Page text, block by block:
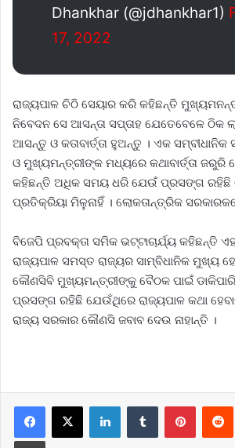
Dhankhar (@jdhankhar1)
17, 2022
ରାଜ୍ୟପାଳ ଚିଠି ସେୟାର କରି କହିଛନ୍ତି
ନିବେଦନ ସେ ଆସନ୍ତା ସପ୍ତାହ ଯେତେବେଳେ ଠିକ
ଆସନ୍ତୁ ଓ କତାବାର୍ତ୍ତା ହୁଅନ୍ତୁ । ଏକ ସମ୍ବୀଧାନିକ
ଓ ମୁଖ୍ୟମନ୍ତ୍ରୀଙ୍କ ମଧ୍ୟରେ କଥାବାର୍ତ୍ତା ଜରୁରି
କହିଛନ୍ତି ଅଧିକ ସମୟ ଧରି ଯେଉଁ ପ୍ରସଙ୍ଗ ରହିଛି
ପ୍ରତିକ୍ରିୟା ମିଳୁନାହିଁ । ଲୋକତାନ୍ତ୍ରିକ
ବିଜେପି ପ୍ରବକ୍ତା ସମିକ ଭଟ୍ଟାଚାର୍ଯ୍ୟ କହିଛନ୍ତି
ରାଜ୍ୟପାଳ ସମସ୍ତ ରାଜ୍ୟର ସାମ୍ବିଧାନିକ ମୁଖ୍ୟ
କୌଣସିବି ମୁଖ୍ୟମନ୍ତ୍ରୀଙ୍କୁ ବୈଠକ ପାଇଁ
ପ୍ରସଙ୍ଗ ରହିଛି ଯେଉଁଥିରେ ରାଜ୍ୟପାଳ କଥା
ରାଜ୍ୟ ସରକାର କୌଣସି ଜବାବ ଦେଉ ନାହାନ୍ତି ।